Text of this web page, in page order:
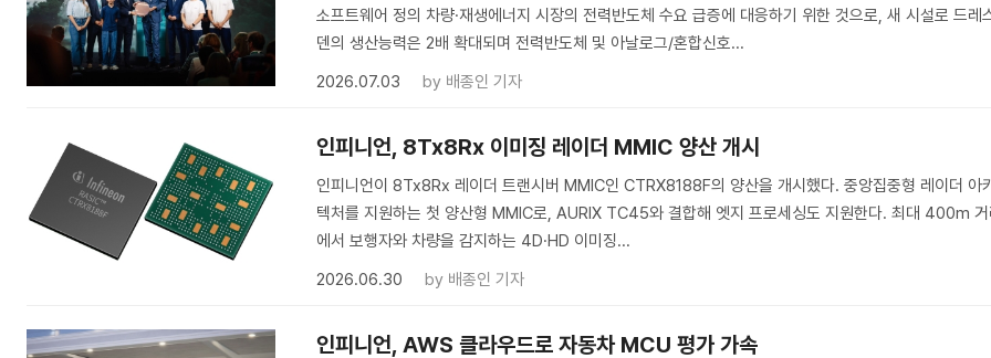
소프트웨어 정의 차량·재생에너지 시장의 전력반도체 수요 급증에 대응하기 위한 것으로, 새 시설로 드레
덴의 생산능력은 2배 확대되며 전력반도체 및 아날로그/혼합신호...
2026.07.03
by 배종인 기자
인피니언, 8Tx8Rx 이미징 레이더 MMIC 양산 개시
인피니언이 8Tx8Rx 레이더 트랜시버 MMIC인 CTRX8188F의 양산을 개시했다. 중앙집중형 레이더 아키
텍처를 지원하는 첫 양산형 MMIC로, AURIX TC45와 결합해 엣지 프로세싱도 지원한다. 최대 400m 거
에서 보행자와 차량을 감지하는 4D·HD 이미징...
2026.06.30
by 배종인 기자
인피니언, AWS 클라우드로 자동차 MCU 평가 가속